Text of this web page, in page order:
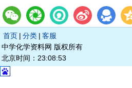
首页 | 分类 | 客服
中学化学资料网 版权所有
北京时间：23:08:53